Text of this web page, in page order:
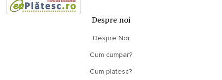
Despre noi
Despre Noi
Cum cumpar?
Cum platesc?